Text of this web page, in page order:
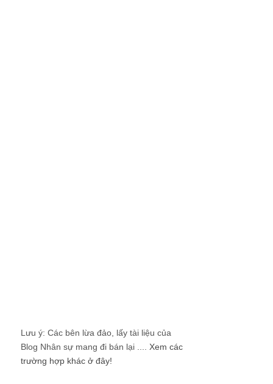
Lưu ý: Các bên lừa đảo, lấy tài liệu của
Blog Nhân sự mang đi bán lại .... Xem các
trường hợp khác ở đây!